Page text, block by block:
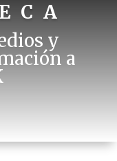
y
a